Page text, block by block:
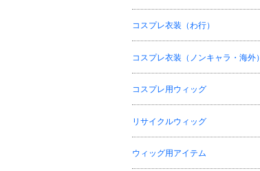
コスプレ衣装（わ行）
コスプレ衣装（ノンキャラ・海外）
コスプレ用ウィッグ
リサイクルウィッグ
ウィッグ用アイテム